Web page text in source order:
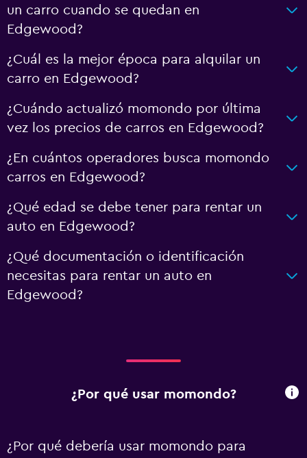
un carro cuando se quedan en
Edgewood?
¿Cuál es la mejor época para alquilar un
carro en Edgewood?
¿Cuándo actualizó momondo por última
vez los precios de carros en Edgewood?
¿En cuántos operadores busca momondo
carros en Edgewood?
¿Qué edad se debe tener para rentar un
auto en Edgewood?
¿Qué documentación o identificación
necesitas para rentar un auto en
Edgewood?
¿Por qué usar momondo?
¿Por qué debería usar momondo para